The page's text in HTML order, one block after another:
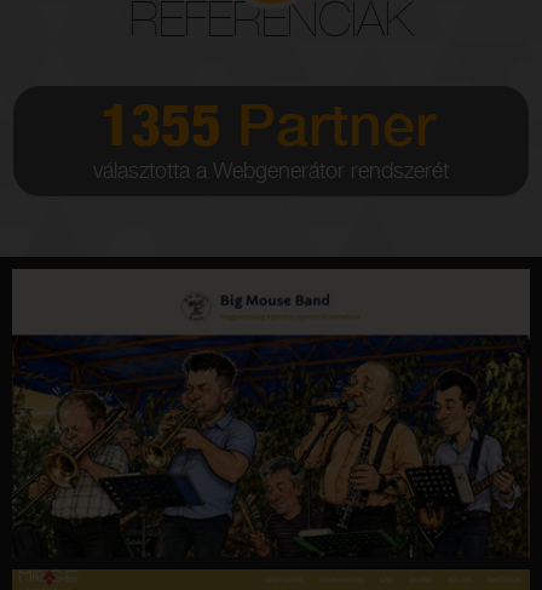
REFERENCIÁK
1355 Partner
választotta a Webgenerátor rendszerét